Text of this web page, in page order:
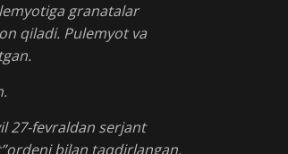
granatalar
qiladi. Pulemyot va
27-fevraldan serjant
bilan taqdirlangan.